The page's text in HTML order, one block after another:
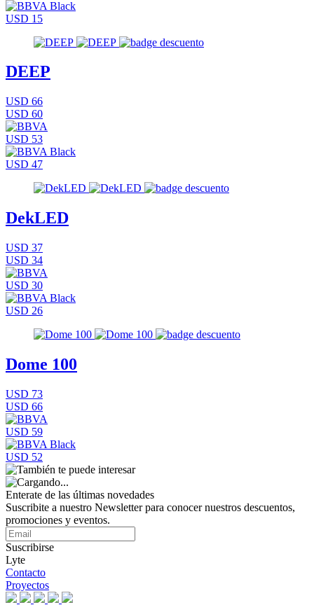
USD 15
DEEP
USD 66
USD 60
USD 53
USD 47
DekLED
USD 37
USD 34
USD 30
USD 26
Dome 100
USD 73
USD 66
USD 59
USD 52
Enterate de las últimas novedades
Suscribite a nuestro Newsletter para conocer nuestros descuentos,
promociones y eventos.
Suscribirse
Lyte
Contacto
Proyectos